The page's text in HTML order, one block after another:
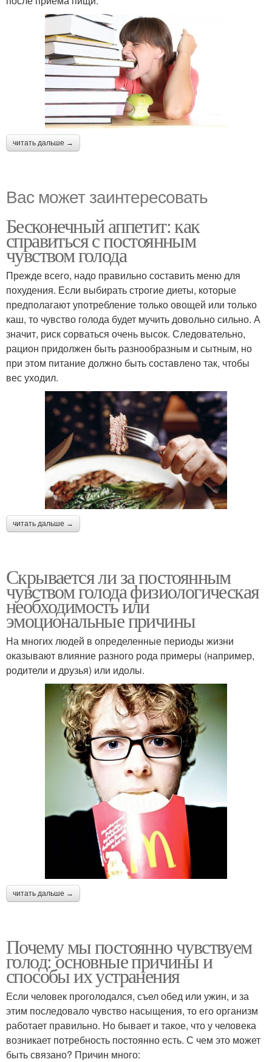
читать дальше →
Вас может заинтересовать
Бесконечный аппетит: как
справиться с постоянным
чувством голода
Прежде всего, надо правильно составить меню для
похудения. Если выбирать строгие диеты, которые
предполагают употребление только овощей или только
каш, то чувство голода будет мучить довольно сильно. А
значит, риск сорваться очень высок. Следовательно,
рацион придолжен быть разнообразным и сытным, но
при этом питание должно быть составлено так, чтобы
вес уходил.
читать дальше →
Скрывается ли за постоянным
чувством голода физиологическая
необходимость или
эмоциональные причины
На многих людей в определенные периоды жизни
оказывают влияние разного рода примеры (например,
родители и друзья) или идолы.
читать дальше →
Почему мы постоянно чувствуем
голод: основные причины и
способы их устранения
Если человек проголодался, съел обед или ужин, и за
этим последовало чувство насыщения, то его организм
работает правильно. Но бывает и такое, что у человека
возникает потребность постоянно есть. С чем это может
быть связано? Причин много: